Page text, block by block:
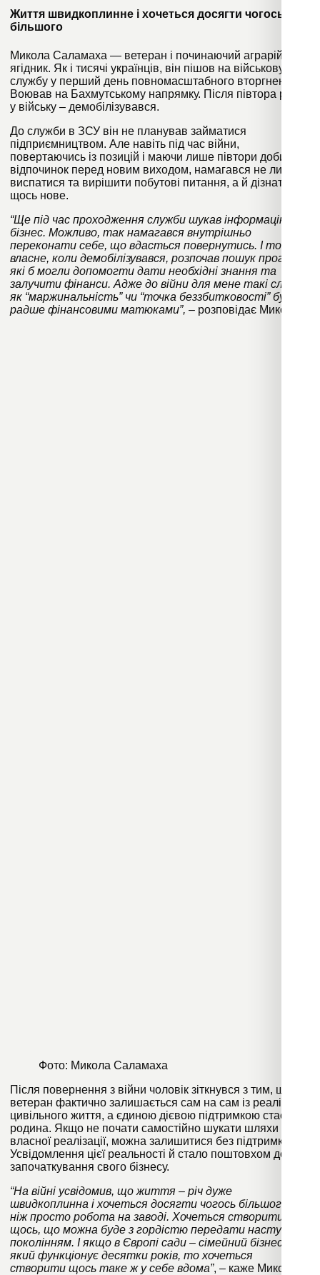
Життя швидкоплинне і хочеться досягти чогось
більшого
Микола Саламаха — ветеран і починаючий аграрій-
ягідник. Як і тисячі українців, він пішов на військову
службу у перший день повномасштабного вторгнення.
Воював на Бахмутському напрямку. Після півтора року
у війську – демобілізувався.
До служби в ЗСУ він не планував займатися
підприємництвом. Але навіть під час війни,
повертаючись із позицій і маючи лише півтори доби на
відпочинок перед новим виходом, намагався не лише
виспатися та вирішити побутові питання, а й дізнатися
щось нове.
“Ще під час проходження служби шукав інформацію про
бізнес. Можливо, так намагався внутрішньо
переконати себе, що вдасться повернутись. І тому,
власне, коли демобілізувався, розпочав пошук програм,
які б могли допомогти дати необхідні знання та
залучити фінанси. Адже до війни для мене такі слова,
як “маржинальність” чи “точка беззбитковості” були
радше фінансовими матюками”, – розповідає Микола.
Фото: Микола Саламаха
Після повернення з війни чоловік зіткнувся з тим, що
ветеран фактично залишається сам на сам із реаліями
цивільного життя, а єдиною дієвою підтримкою стає
родина. Якщо не почати самостійно шукати шляхи
власної реалізації, можна залишитися без підтримки.
Усвідомлення цієї реальності й стало поштовхом до
започаткування свого бізнесу.
“На війні усвідомив, що життя – річ дуже
швидкоплинна і хочеться досягти чогось більшого,
ніж просто робота на заводі. Хочеться створити
щось, що можна буде з гордістю передати наступним
поколінням. І якщо в Європі сади – сімейний бізнес,
який функціонує десятки років, то хочеться
створити щось таке ж у себе вдома”, – каже Микола.